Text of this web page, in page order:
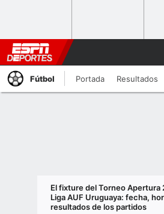
Fútbol Portada Resultados
El fixture del Torneo Apertura
Liga AUF Uruguaya: fecha,
resultados de los partidos